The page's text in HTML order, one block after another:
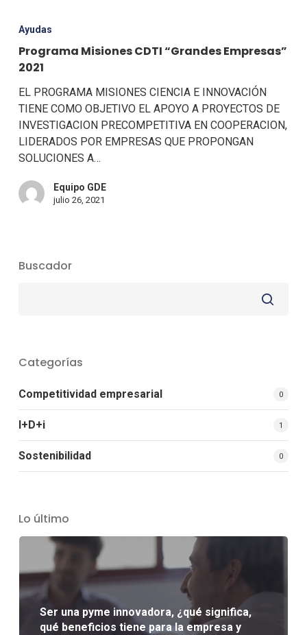
Ayudas
Programa Misiones CDTI “Grandes Empresas”
2021
EL PROGRAMA MISIONES CIENCIA E INNOVACIÓN
TIENE COMO OBJETIVO EL APOYO A PROYECTOS DE
INVESTIGACION PRECOMPETITIVA EN COOPERACION,
LIDERADOS POR EMPRESAS QUE PROPONGAN
SOLUCIONES A…
Equipo GDE
julio 26, 2021
Buscador
Categorías
Competitividad empresarial 0
I+D+i 1
Sostenibilidad 0
Lo último
Ser una pyme innovadora, ¿qué significa,
qué beneficios tiene para la empresa y